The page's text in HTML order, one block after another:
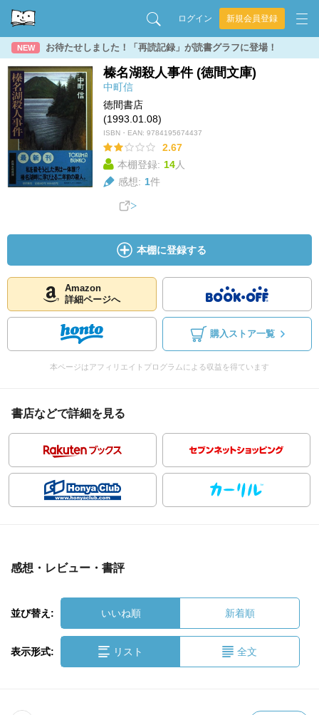
ログイン 新規会員登録
NEW お待たせしました！「再読記録」が読書グラフに登場！
榛名湖殺人事件 (徳間文庫)
中町信
徳間書店
(1993.01.08)
ISBN・EAN: 9784195674437
2.67
本棚登録: 14人
感想: 1件
本棚に登録する
Amazon
詳細ページへ
購入ストア一覧
本ページはアフィリエイトプログラムによる収益を得ています
書店などで詳細を見る
感想・レビュー・書評
並び替え: いいね順 新着順
表示形式: リスト 全文